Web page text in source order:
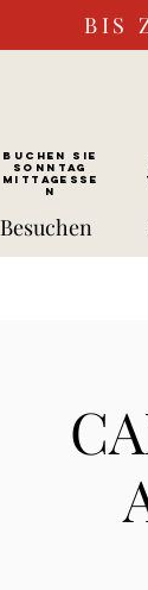
BIS
BUCHEN SIE
SONNTAG
Mittagesse
n
Besuchen